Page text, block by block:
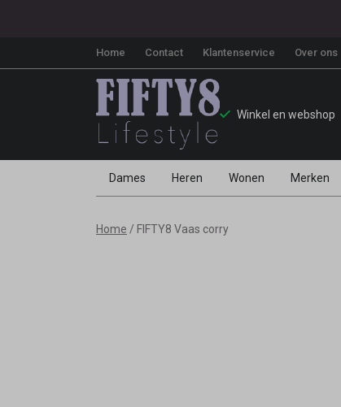
Home Contact Klantenservice Over ons
Winkel en webshop
Dames Heren Wonen Merken
Home FIFTY8 Vaas corry